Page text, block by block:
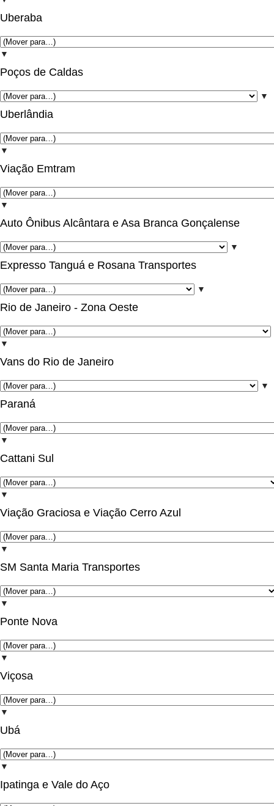
Uberaba
▼
Poços de Caldas
▼
Uberlândia
▼
Viação Emtram
▼
Auto Ônibus Alcântara e Asa Branca Gonçalense
▼
Expresso Tanguá e Rosana Transportes
▼
Rio de Janeiro - Zona Oeste
▼
Vans do Rio de Janeiro
▼
Paraná
▼
Cattani Sul
▼
Viação Graciosa e Viação Cerro Azul
▼
SM Santa Maria Transportes
▼
Ponte Nova
▼
Viçosa
▼
Ubá
▼
Ipatinga e Vale do Aço